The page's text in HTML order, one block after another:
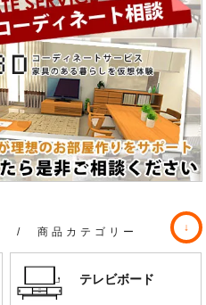
/ 商品カテゴリー
テレビボード